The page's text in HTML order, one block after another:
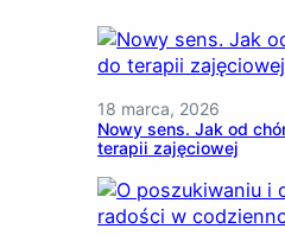
18 marca, 2026
Nowy sens. Jak od
terapii zajęciowej